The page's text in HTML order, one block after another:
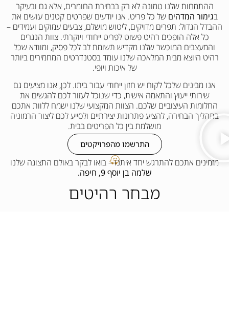
ההתמחות שלנו טמונה לא רק בבחירת החומרים, אלא גם ובעיקר
בגימור המדהים של כל פריט. אנו יודעים שפרטים קטנים עושים את
ההבדל הגדול: תפרים מדויקים, ליטוש מושלם, צבעים עמוקים ועמידים –
כל אלה הופכים רהיט פשוט לפריט ייחודי ויוקרתי. צוות הנגרים
והמעצבים המוכשר שלנו מקדיש תשומת לב לכל פסיק, ומוודא שכל
רהיט היוצא מבית המלאכה שלנו עומד בסטנדרטים המחמירים ביותר
של איכות ויופי.
אנו מבינים שלכל לקוח יש חזון ייחודי עבור ביתו. לכן, אנו מציעים גם
שירותי ייעוץ והתאמה אישית, כדי שנוכל לעזור לכם להגשים את
החלומות העיצוביים שלכם. הצוות המקצועי שלנו ישמח ללוות אתכם
בתהליך הבחירה, להציע פתרונות יצירתיים ולסייע לכם ליצור הרמוניה
מושלמת בין כל הפריטים בבית.
התרשמו מהפרויקטים
מזמינים אתכם להתרגש יחד איתנו – בואו לבקר באולם התצוגה שלנו
שלמה בן יוסף 9, חיפה.
מבחר רהיטים